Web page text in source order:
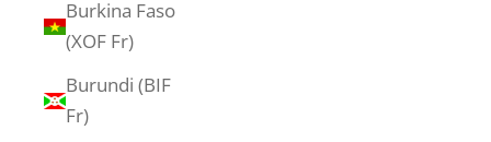
Burkina Faso
(XOF Fr)
Burundi (BIF
Fr)